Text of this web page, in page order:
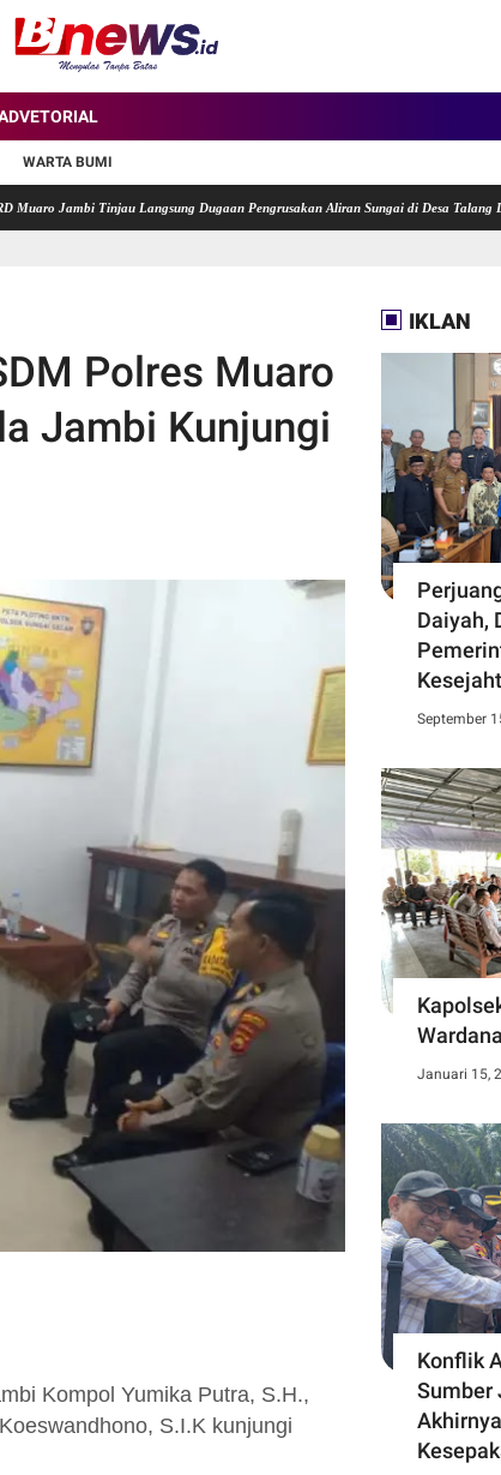
WARTA BUMI
Tinjau Langsung Dugaan Pengrusakan Aliran Sungai di Desa Talang Duku.
Polres Muaro
Jambi Kunjungi
Kompol Yumika Putra, S.H.,
S.I.K kunjungi
IKLAN
Daiyah,
September
Januari 15,
Konflik
Sumber